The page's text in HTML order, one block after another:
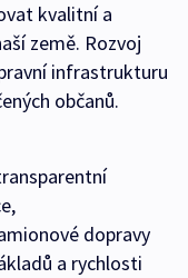
kvalitní a
země. Rozvoj
infrastrukturu
občanů.
dopravy
a rychlosti